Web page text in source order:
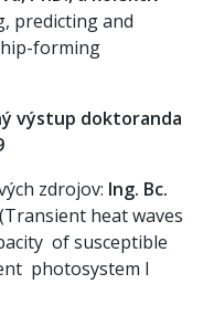
predicting and
forming
výstup doktoranda
zdrojov: Ing. Bc.
(Transient heat waves
of susceptible
photosystem I